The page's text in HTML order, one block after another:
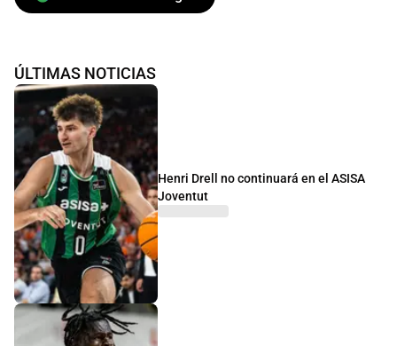
ÚLTIMAS NOTICIAS
Henri Drell no continuará en el ASISA
Joventut